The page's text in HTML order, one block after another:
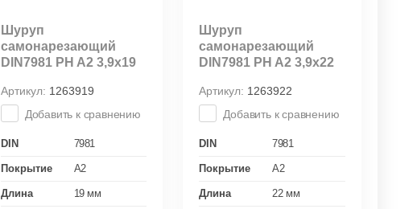
Шуруп
самонарезающий
DIN7981 PH A2 3,9х19
Артикул: 1263919
Добавить к сравнению
DIN 7981
Покрытие A2
Длина 19 мм
Шуруп
самонарезающий
DIN7981 PH A2 3,9x22
Артикул: 1263922
Добавить к сравнению
DIN 7981
Покрытие A2
Длина 22 мм